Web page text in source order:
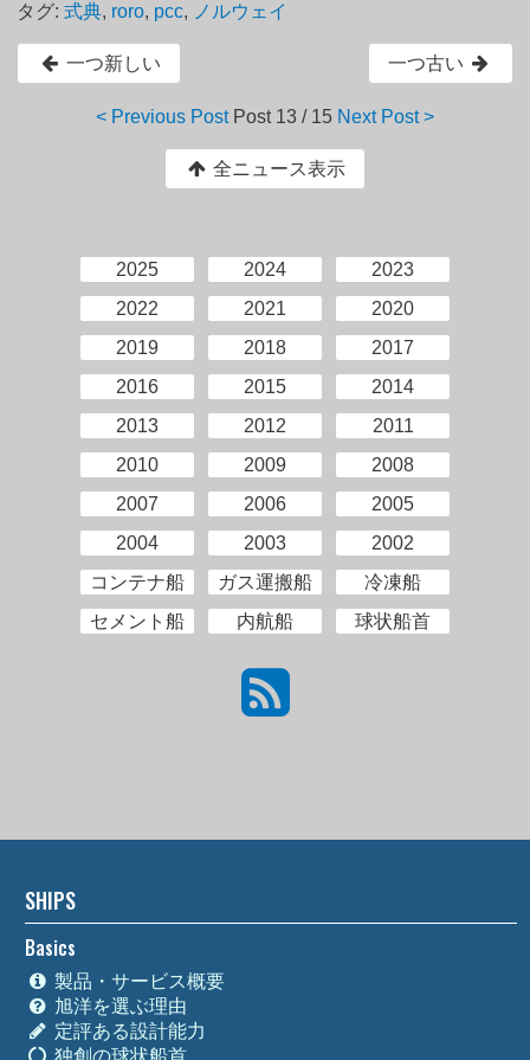
タグ:式典, roro, pcc, ノルウェイ
一つ新しい 一つ古い
< Previous Post Post 13 / 15 Next Post >
全ニュース表示
2025 2024
2023
2022
2021
2020
2019
2018
2017
2016
2015
2014
2013
2012
2011
2010
2009
2008
2007
2006
2005
2004
2003
2002
コンテナ船
ガス運搬船
冷凍船
セメント船
内航船 球状船首
SHIPS
Basics
製品・サービス概要
旭洋を選ぶ理由
定評ある設計能力
独創の球状船首